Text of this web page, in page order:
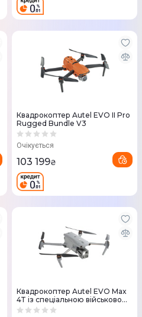
Квадрокоптер Autel EVO II Pro
Rugged Bundle V3
Очікується
103 199₴
Квадрокоптер Autel EVO Max
4T із спеціальною військовою
прошивкою Protect+